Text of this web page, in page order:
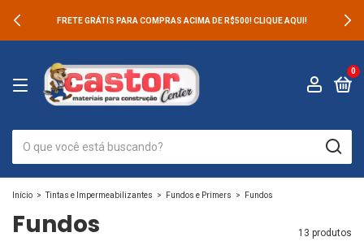
FRETE GRÁTIS PARA COMPRAS ACIMA DE R$500! CLIQUE AQUI!
0
Início > Tintas e Impermeabilizantes > Fundos e Primers > Fundos
Fundos 13 produtos